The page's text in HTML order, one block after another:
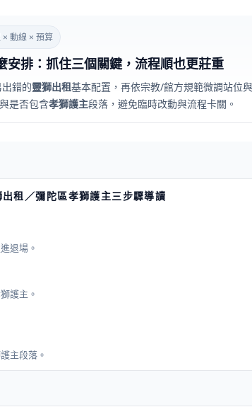
× 動線 × 預算
安排：抓住三個關鍵，流程順也更莊重
錯的靈獅出租基本配置，再依宗教/館方規範微調站位
是否包含孝獅護主段落，避免臨時改動與流程卡關。
出租／彌陀區孝獅護主三步驟導讀
退場。
護主。
主段落。